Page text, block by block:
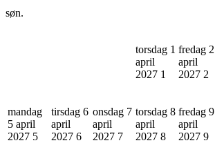
søn.
torsdag 1
april
2027 1
fredag 2
april
2027 2
mandag
5 april
2027 5
tirsdag 6
april
2027 6
onsdag 7
april
2027 7
torsdag 8
april
2027 8
fredag 9
april
2027 9